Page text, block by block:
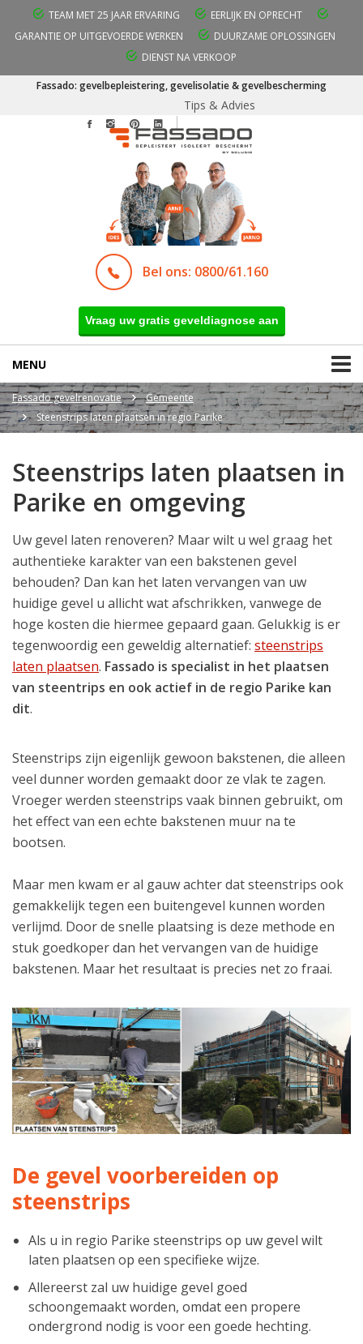
TEAM MET 25 JAAR ERVARING
EERLIJK EN OPRECHT
GARANTIE OP UITGEVOERDE WERKEN
DUURZAME OPLOSSINGEN
DIENST NA VERKOOP
Fassado: gevelbepleistering, gevelisolatie & gevelbescherming
Tips & Advies
Bel ons: 0800/61.160
Vraag uw gratis geveldiagnose aan
MENU
Fassado gevelrenovatie
Gemeente
Steenstrips laten plaatsen in regio Parike
Steenstrips laten plaatsen in
Parike en omgeving
Uw gevel laten renoveren? Maar wilt u wel graag het
authentieke karakter van een bakstenen gevel
behouden? Dan kan het laten vervangen van uw
huidige gevel u allicht wat afschrikken, vanwege de
hoge kosten die hiermee gepaard gaan. Gelukkig is er
tegenwoordig een geweldig alternatief: steenstrips
laten plaatsen. Fassado is specialist in het plaatsen
van steentrips en ook actief in de regio Parike kan
dit.
Steenstrips zijn eigenlijk gewoon bakstenen, die alleen
veel dunner worden gemaakt door ze vlak te zagen.
Vroeger werden steenstrips vaak binnen gebruikt, om
het effect van een echte bakstenen muur na te
bootsen.
Maar men kwam er al gauw achter dat steenstrips ook
gemakkelijk tegen een buitengevel kunnen worden
verlijmd. Door de snelle plaatsing is deze methode en
stuk goedkoper dan het vervangen van de huidige
bakstenen. Maar het resultaat is precies net zo fraai.
De gevel voorbereiden op
steenstrips
Als u in regio Parike steenstrips op uw gevel wilt
laten plaatsen op een specifieke wijze.
Allereerst zal uw huidige gevel goed
schoongemaakt worden, omdat een propere
ondergrond nodig is voor een goede hechting.